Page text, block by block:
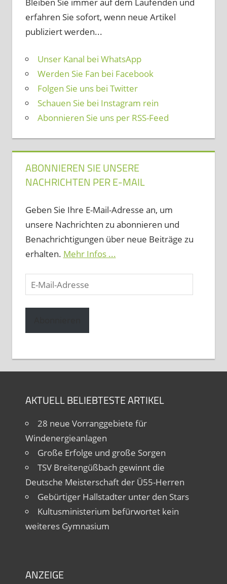
erfahren Sie sofort, wenn neue Artikel
publiziert werden...
Unser Kanal bei WhatsApp
Werden Sie Fan bei Facebook
Folgen Sie uns bei Twitter
Schauen Sie bei Instagram rein
Abonnieren Sie uns per RSS-Feed
ABONNIEREN SIE UNSERE
NACHRICHTEN PER E-MAIL
Geben Sie Ihre E-Mail-Adresse an, um
unsere Nachrichten zu abonnieren und
Benachrichtigungen über neue Beiträge zu
erhalten. Mehr Infos ...
E-
Mail-
Adresse
AKTUELL BELIEBTESTE ARTIKEL
28 neue Vorranggebiete für
Windenergieanlagen
Große Erfolge und große Sorgen
TSV Breitengüßbach gewinnt die
Deutsche Meisterschaft der Ü55-Herren
Gebürtiger Hallstadter unter den Stars
Kultusministerium befürwortet kein
weiteres Gymnasium
ANZEIGE